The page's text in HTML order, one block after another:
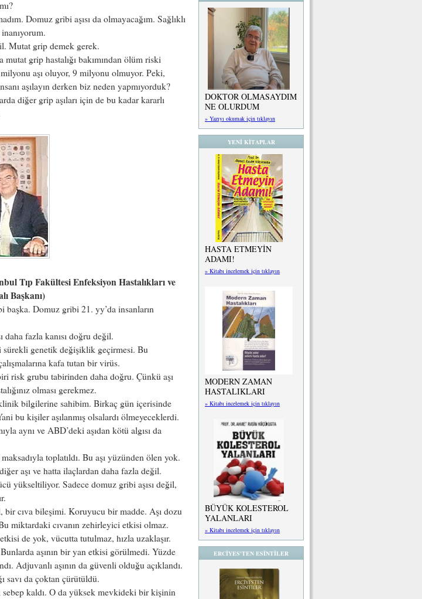
Domuz gribi aşısı da olmayacağım. Sağlıklı
Mutat grip demek gerek.
grip hastalığı bakımından ölüm riski
aşı oluyor, 9 milyonu olmuyor. Peki,
aşılayın derken biz neden yapmıyorduk?
diğer grip aşıları için de bu kadar kararlı
Tıp Fakültesi Enfeksiyon Hastalıkları ve
Başkanı)
Domuz gribi 21. yy’da insanların
fazla kanısı doğru değil.
genetik değişiklik geçirmesi. Bu
kafa tutan bir virüs.
risk grubu tabirinden daha doğru. Çünkü aşı
olması gerekmez.
bilgilerine sahibim. Birkaç gün içerisinde
bu kişiler aşılanmış olsalardı ölmeyeceklerdi.
aynı ve ABD’deki aşıdan kötü algısı da
toplatıldı. Bu aşı yüzünden ölen yok.
aşı ve hatta ilaçlardan daha fazla değil.
yükseltiliyor. Sadece domuz gribi aşısı değil,
bir cıva bileşimi. Koruyucu bir madde. Aşı dozu
miktardaki cıvanın zehirleyici etkisi olmaz.
de yok, vücutta tutulmaz, hızla uzaklaşır.
aşının bir yan etkisi görülmedi. Yüzde
Adjuvanlı aşının da güvenli olduğu açıklandı.
savı da çoktan çürütüldü.
kaldı. O da yüksek mevkideki bir kişinin
DOKTOR OLMASAYDIM
NE OLURDUM
» Yazıyı okumak için tıklayın
YENİ KİTAPLAR
HASTA ETMEYİN
ADAMI!
» Kitabı incelemek için tıklayın
MODERN ZAMAN
HASTALIKLARI
» Kitabı incelemek için tıklayın
BÜYÜK KOLESTEROL
YALANLARI
» Kitabı incelemek için tıklayın
ERCİYES'TEN ESİNTİLER